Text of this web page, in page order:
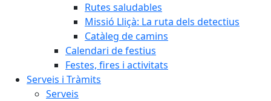
Rutes saludables
Missió Lliçà: La ruta dels detectius
Catàleg de camins
Calendari de festius
Festes, fires i activitats
Serveis i Tràmits
Serveis